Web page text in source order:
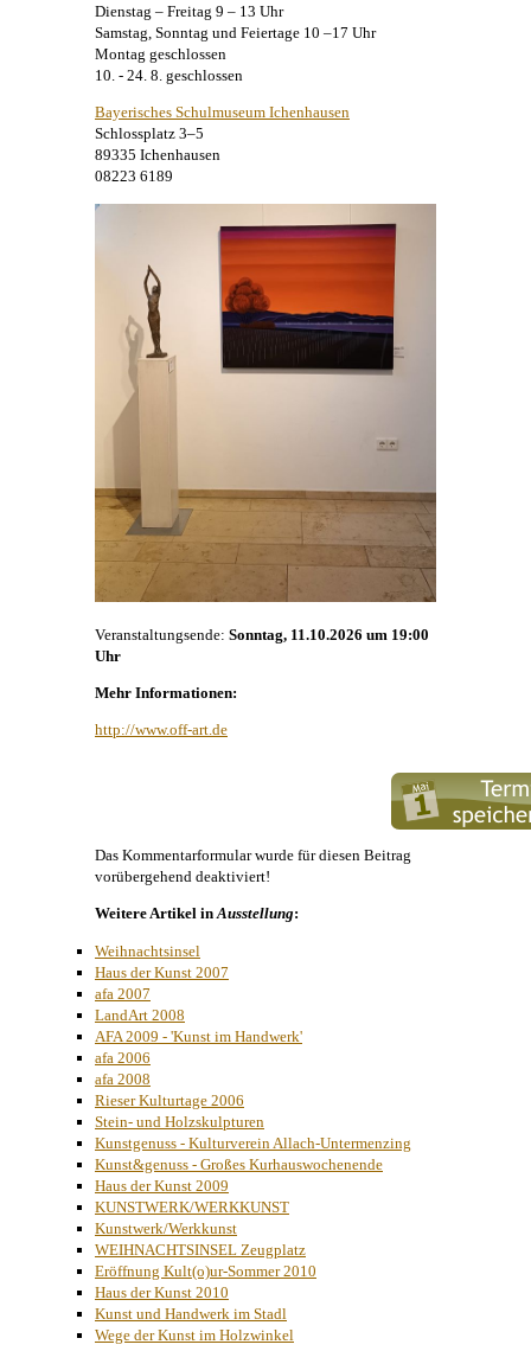
Dienstag – Freitag 9 – 13 Uhr
Samstag, Sonntag und Feiertage 10 –17 Uhr
Montag geschlossen
10. - 24. 8. geschlossen
Bayerisches Schulmuseum Ichenhausen
Schlossplatz 3–5
89335 Ichenhausen
08223 6189
Veranstaltungsende: Sonntag, 11.10.2026 um 19:00
Uhr
Mehr Informationen:
http://www.off-art.de
Das Kommentarformular wurde für diesen Beitrag
vorübergehend deaktiviert!
Weitere Artikel inAusstellung:
Weihnachtsinsel
Haus der Kunst 2007
afa 2007
LandArt 2008
AFA 2009 - 'Kunst im Handwerk'
afa 2006
afa 2008
Rieser Kulturtage 2006
Stein- und Holzskulpturen
Kunstgenuss - Kulturverein Allach-Untermenzing
Kunst&genuss - Großes Kurhauswochenende
Haus der Kunst 2009
KUNSTWERK/WERKKUNST
Kunstwerk/Werkkunst
WEIHNACHTSINSEL Zeugplatz
Eröffnung Kult(o)ur-Sommer 2010
Haus der Kunst 2010
Kunst und Handwerk im Stadl
Wege der Kunst im Holzwinkel